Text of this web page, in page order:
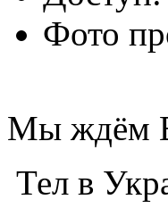
Фото
Мы ждём
Тел в